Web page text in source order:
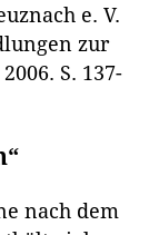
e. V.
zur
S. 137-
nach dem